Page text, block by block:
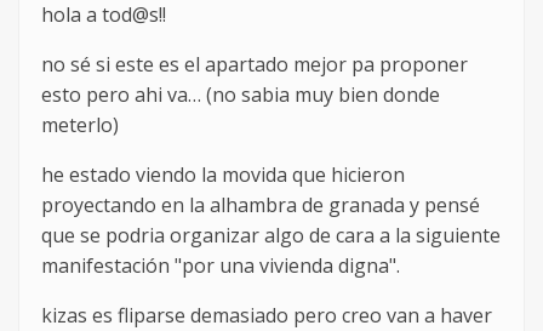
hola a tod@s!!
no sé si este es el apartado mejor pa proponer
esto pero ahi va… (no sabia muy bien donde
meterlo)
he estado viendo la movida que hicieron
proyectando en la alhambra de granada y pensé
que se podria organizar algo de cara a la siguiente
manifestación "por una vivienda digna".
kizas es fliparse demasiado pero creo van a haver